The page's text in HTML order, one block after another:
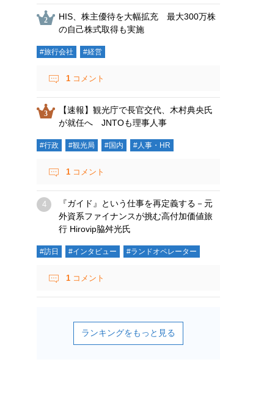
HIS、株主優待を大幅拡充 最大300万株
の自己株式取得も実施
#旅行会社 #経営
1 コメント
【速報】観光庁で長官交代、木村典央氏
が就任へ JNTOも理事人事
#行政 #観光局 #国内 #人事・HR
1 コメント
『ガイド』という仕事を再定義する－元
外資系ファイナンスが挑む高付加価値旅
行 Hirovip脇舛光氏
#訪日 #インタビュー #ランドオペレーター
1 コメント